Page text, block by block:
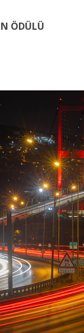
ÖDÜLÜ